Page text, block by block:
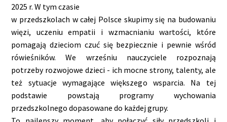
2025 r. W tym czasie
w przedszkolach w całej Polsce skupimy się na budowaniu
więzi, uczeniu empatii i wzmacnianiu wartości, które
pomagają dzieciom czuć się bezpiecznie i pewnie wśród
rówieśników. We wrześniu nauczyciele rozpoznają
potrzeby rozwojowe dzieci - ich mocne strony, talenty, ale
też sytuacje wymagające większego wsparcia. Na tej
podstawie powstają programy wychowania
przedszkolnego dopasowane do każdej grupy.